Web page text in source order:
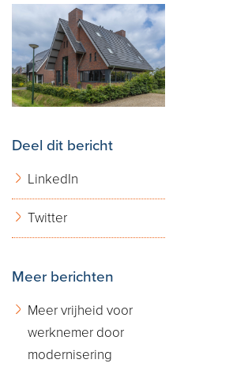
Deel dit bericht
LinkedIn
Twitter
Meer berichten
Meer vrijheid voor
werknemer door
modernisering